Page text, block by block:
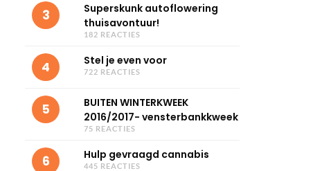
3
Superskunk autoflowering
thuisavontuur!
182 REACTIES
4 Stel je even voor
722 REACTIES
5
BUITEN WINTERKWEEK
2016/2017- vensterbankkweek
75 REACTIES
6 Hulp gevraagd cannabis
445 REACTIES